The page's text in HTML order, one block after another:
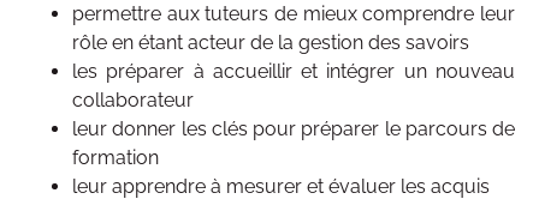
permettre aux tuteurs de mieux comprendre leur
rôle en étant acteur de la gestion des savoirs
les préparer à accueillir et intégrer un nouveau
collaborateur
leur donner les clés pour préparer le parcours de
formation
leur apprendre à mesurer et évaluer les acquis